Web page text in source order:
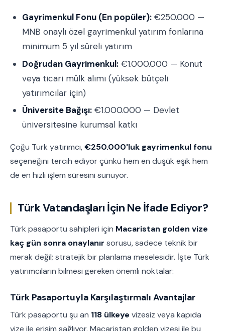
Gayrimenkul Fonu (En popüler): €250.000 —
MNB onaylı özel gayrimenkul yatırım fonlarına
minimum 5 yıl süreli yatırım
Doğrudan Gayrimenkul: €1.000.000 — Konut
veya ticari mülk alımı (yüksek bütçeli
yatırımcılar için)
Üniversite Bağışı: €1.000.000 — Devlet
üniversitesine kurumsal katkı
Çoğu Türk yatırımcı,€250.000'luk gayrimenkul fonu
seçeneğini tercih ediyor çünkü hem en düşük eşik hem
de en hızlı işlem süresini sunuyor.
Türk Vatandaşları İçin Ne İfade Ediyor?
Türk pasaportu sahipleri için Macaristan golden vize
kaç gün sonra onaylanır sorusu, sadece teknik bir
merak değil; stratejik bir planlama meselesidir. İşte Türk
yatırımcıların bilmesi gereken önemli noktalar:
Türk Pasaportuyla Karşılaştırmalı Avantajlar
Türk pasaportu şu an 118 ülkeye vizesiz veya kapıda
vize ile erişim sağlıyor. Macaristan golden vizesi ile bu